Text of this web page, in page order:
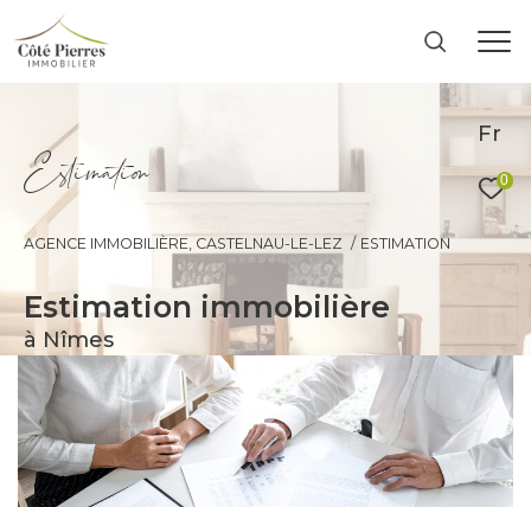
Fr
0
Esimaio
AGENCE IMMOBILIÈRE, CASTELNAU-LE-LEZ ESTIMATION
estimation immobilière
à Nîmes